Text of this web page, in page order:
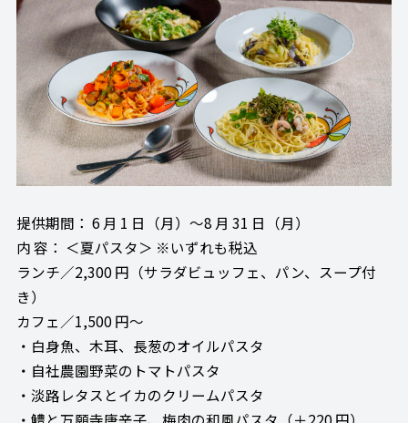
提供期間： 6 月 1 日（月）～8 月 31 日（月）
内 容： ＜夏パスタ＞ ※いずれも税込
ランチ／2,300 円（サラダビュッフェ、パン、スープ付
き）
カフェ／1,500 円～
・白身魚、木耳、長葱のオイルパスタ
・自社農園野菜のトマトパスタ
・淡路レタスとイカのクリームパスタ